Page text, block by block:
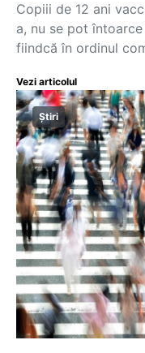
Copiii de 12 ani
a, nu se pot
fiindcă în ordinul
Vezi articolul
Știri